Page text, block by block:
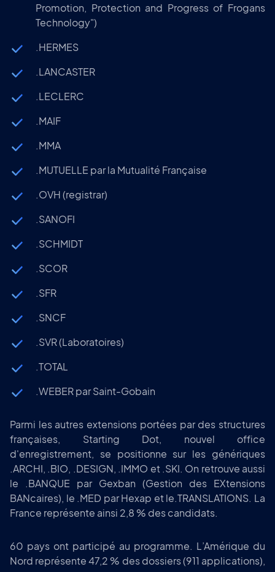
Promotion, Protection and Progress of Frogans
Technology")
.HERMES
.LANCASTER
.LECLERC
.MAIF
.MMA
.MUTUELLE par la Mutualité Française
.OVH (registrar)
.SANOFI
.SCHMIDT
.SCOR
.SFR
.SNCF
.SVR (Laboratoires)
.TOTAL
.WEBER par Saint-Gobain
Parmi les autres extensions portées par des structures
françaises, Starting Dot, nouvel office
d'enregistrement, se positionne sur les génériques
.ARCHI, .BIO, .DESIGN, .IMMO et .SKI. On retrouve aussi
le .BANQUE par Gexban (Gestion des EXtensions
BANcaires), le .MED par Hexap et le.TRANSLATIONS. La
France représente ainsi 2,8 % des candidats.
60 pays ont participé au programme. L’Amérique du
Nord représente 47,2 % des dossiers (911 applications),